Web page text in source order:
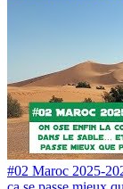
#02 Maroc 2025-